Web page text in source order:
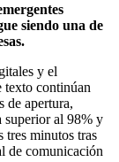
siendo una de
y el
texto continúan
de apertura,
superior al 98% y
tres minutos tras
de comunicación